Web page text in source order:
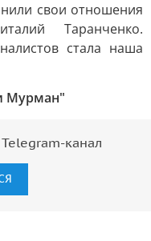
свои отношения
Таранченко.
стала наша
Мурман"
канал